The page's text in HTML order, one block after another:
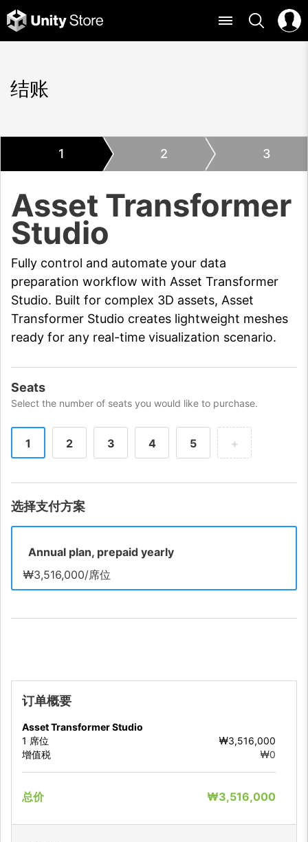
结账
1 2 3
Asset Transformer
Studio
Fully control and automate your data
preparation workflow with Asset Transformer
Studio. Built for complex 3D assets, Asset
Transformer Studio creates lightweight meshes
ready for any real-time visualization scenario.
Seats
Select the number of seats you would like to purchase.
1 2 3 4 5 +
选择支付方案
Annual plan, prepaid yearly
₩3,516,000/席位
订单概要
Asset Transformer Studio
1 席位
₩3,516,000
增值税
₩0
总价 ₩3,516,000